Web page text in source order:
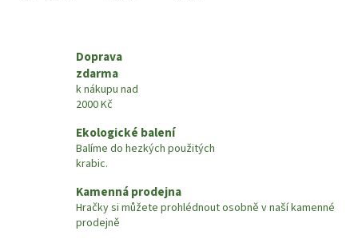
Doprava
zdarma
k nákupu nad
2000 Kč
Ekologické balení
Balíme do hezkých použitých
krabic.
Kamenná prodejna
Hračky si můžete prohlédnout osobně v naší kamenné
prodejně